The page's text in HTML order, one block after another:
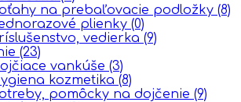
na prebaľovacie podložky (8)
plienky (0)
vedierka (9)
(23)
vankúše (3)
kozmetika (8)
pomôcky na dojčenie (9)